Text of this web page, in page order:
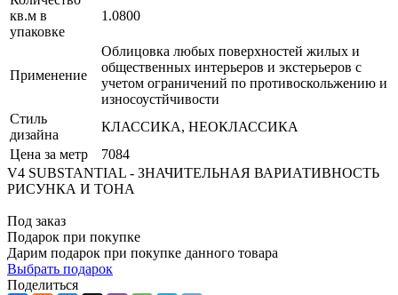
кв.м в
упаковке
1.0800
Применение
Облицовка любых поверхностей жилых и
общественных интерьеров и экстерьеров с
учетом ограничений по противоскольжению и
износоустйчивости
Стиль
дизайна
КЛАССИКА, НЕОКЛАССИКА
Цена за метр
7084
V4 SUBSTANTIAL - ЗНАЧИТЕЛЬНАЯ ВАРИАТИВНОСТЬ
РИСУНКА И ТОНА
Под заказ
Подарок при покупке
Дарим подарок при покупке данного товара
Выбрать подарок
Поделиться